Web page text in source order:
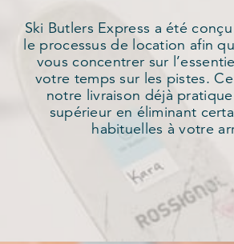
Ski Butlers Express a été
le processus de location afin
vous concentrer sur
votre temps sur les pistes.
notre livraison déjà
supérieur en éliminant
habituelles à votre